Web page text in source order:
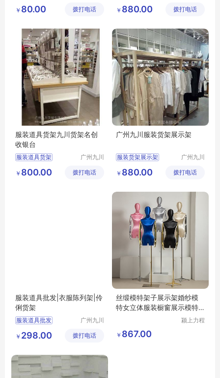
道具生产厂
公司
￥ 80.00 拨打电话
服装挂摆中柜
公司
￥ 880.00 拨打电话
服装道具货架九川货架名创
收银台
服装道具货架
服装货架
广州九川
公司
￥ 800.00 拨打电话
广州九川服装货架展示架
服装货架展示架
服装展示架
广州九川
公司
￥ 880.00 拨打电话
服装道具批发|衣服陈列架|伶
俐货架
服装道具批发
伶俐货架哪里买
广州九川
公司
￥ 298.00 拨打电话
丝缎模特架子展示架婚纱模
特女立体服装橱窗展示模特
颍上力程
￥ 867.00